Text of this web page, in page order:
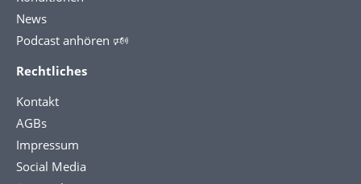
News
Podcast anhören 🕬
Rechtliches
Kontakt
AGBs
Impressum
Social Media